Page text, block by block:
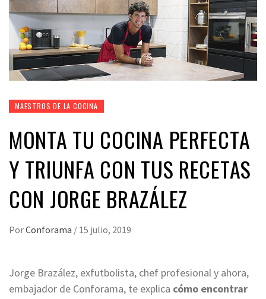
MAESTROS DE LA COCINA
MONTA TU COCINA PERFECTA
Y TRIUNFA CON TUS RECETAS
CON JORGE BRAZÁLEZ
PorConforama / 15 julio, 2019
Jorge Brazález, exfutbolista, chef profesional y ahora,
embajador de Conforama, te explica cómo encontrar